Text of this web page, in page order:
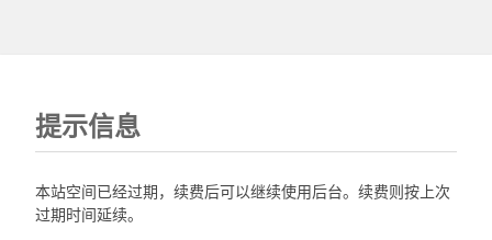
提示信息
本站空间已经过期，续费后可以继续使用后台。续费则按上次
过期时间延续。